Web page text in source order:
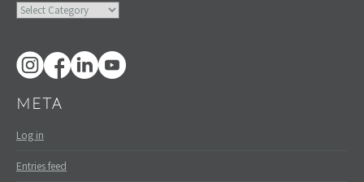
Categories
META
Log in
Entries feed